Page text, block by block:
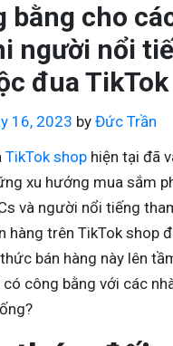
bằng cho
người nổi
đua
16, 2023 by Đức Trần
TikTok shop hiện tại đã
xu hướng mua sắm
và người nổi tiếng
hàng trên TikTok shop
bán hàng này lên
công bằng với các